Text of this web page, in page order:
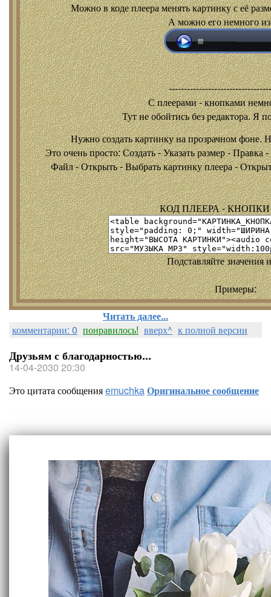
Можно в коде плеера менять картинку с её
А можно его немного
С плеерами - кнопками
Тут не обойтись без редактора. Я
Нужно создать картинку на прозрачном фоне.
Это очень просто: Создать - Указать размер -
Файл - Открыть - Выбрать картинку плеера -
КОД ПЛЕЕРА - КНОПКИ
Подставляйте значения
Примеры:
Читать далее...
комментарии: 0 понравилось! вверх^ к полной версии
Друзьям с благодарностью...
14-04-2030 20:30
Это цитата сообщенияemuchkaОригинальное сообщение